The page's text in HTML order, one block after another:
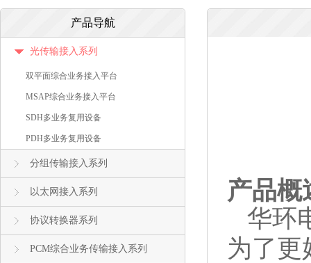
产品导航
光传输接入系列
双平面综合业务接入平台
MSAP综合业务接入平台
SDH多业务复用设备
PDH多业务复用设备
分组传输接入系列
以太网接入系列
协议转换器系列
PCM综合业务传输接入系列
产品概
华环
为了更